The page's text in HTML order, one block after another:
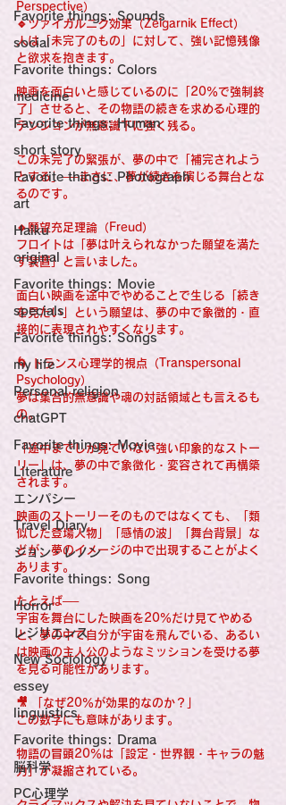
Favorite things: Sounds
social
Favorite things: Colors
medicine
Favorite things: Human
short story
Favorite things: Photograph
art
Haiku
original
Favorite things: Movie
specials
Favorite things: Songs
my life
Personal religion
chatGPT
Favorite things: Movie
Literature
エンパシー
Travel Diary
ジョン・レノン
Favorite things: Song
Horror
レジリエンス
New Sociology
essey
linguistics
Favorite things: Drama
脳科学
PC心理学
Perspective）
🔹ツァイガルニク効果（Zeigarnik Effect）
人は「未完了のもの」に対して、強い記憶残像
と欲求を抱きます。
映画を面白いと感じているのに「20％で強制終
了」させると、その物語の続きを求める心理的
テンションが無意識下に強く残る。
この未完了の緊張が、夢の中で「補完されよう
とする」──まさに、夢が続きを演じる舞台とな
るのです。
🔹願望充足理論（Freud）
フロイトは「夢は叶えられなかった願望を満た
す装置」と言いました。
面白い映画を途中でやめることで生じる「続き
を見たい」という願望は、夢の中で象徴的・直
接的に表現されやすくなります。
🌀 トランス心理学的視点（Transpersonal
Psychology）
夢は集合的無意識や魂の対話領域とも言えるも
の。
「途中までしか見ていない強い印象的なストー
リー」は、夢の中で象徴化・変容されて再構築
されます。
映画のストーリーそのものではなくても、「類
似した登場人物」「感情の波」「舞台背景」な
どが、夢のイメージの中で出現することがよく
あります。
たとえば──
宇宙を舞台にした映画を20％だけ見てやめる
と、夢の中で自分が宇宙を飛んでいる、あるい
は映画の主人公のようなミッションを受ける夢
を見る可能性があります。
🎥 「なぜ20％が効果的なのか？」
この数字にも意味があります。
物語の冒頭20％は「設定・世界観・キャラの魅
力」が凝縮されている。